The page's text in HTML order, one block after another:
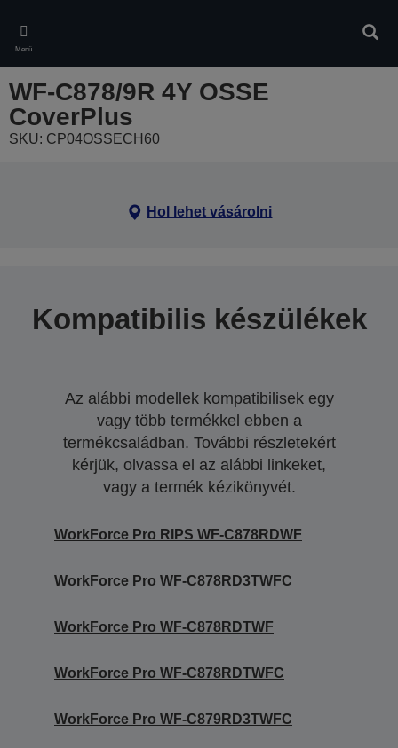
main
content
Menü
WF-C878/9R 4Y OSSE
CoverPlus
SKU: CP04OSSECH60
Hol lehet vásárolni
Kompatibilis készülékek
Az alábbi modellek kompatibilisek egy
vagy több termékkel ebben a
termékcsaládban. További részletekért
kérjük, olvassa el az alábbi linkeket,
vagy a termék kézikönyvét.
WorkForce Pro RIPS WF-C878RDWF
WorkForce Pro WF-C878RD3TWFC
WorkForce Pro WF-C878RDTWF
WorkForce Pro WF-C878RDTWFC
WorkForce Pro WF-C879RD3TWFC